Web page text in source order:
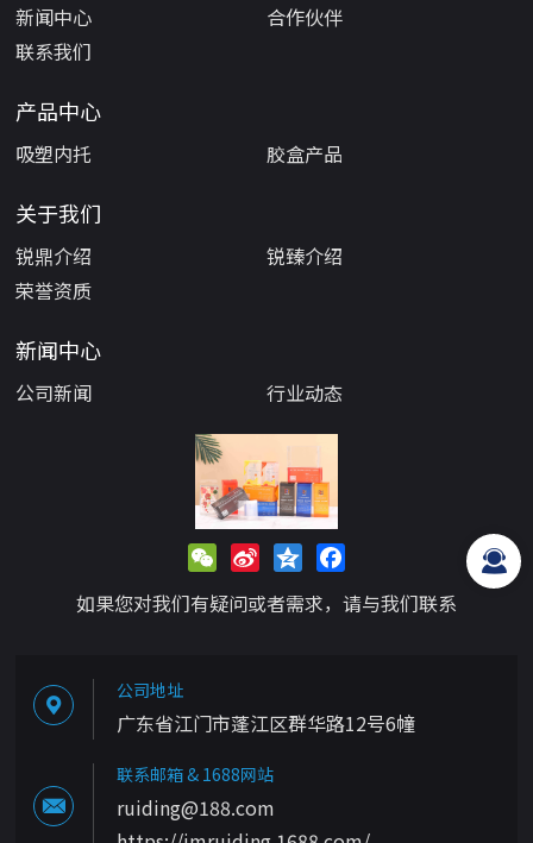
新闻中心
合作伙伴
联系我们
产品中心
吸塑内托 胶盒产品
关于我们
锐鼎介绍
锐臻介绍
荣誉资质
新闻中心
公司新闻 行业动态
WeChat
Sina
Weibo
QzoneFacebook
如果您对我们有疑问或者需求，请与我们联系
公司地址
广东省江门市蓬江区群华路12号6幢
联系邮箱 & 1688网站
ruiding@188.com